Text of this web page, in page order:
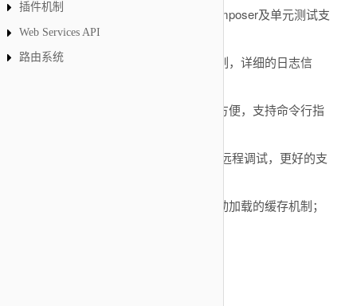
插件机制
Web Services API
路由系统
规范：遵循PSR-2、PSR-4规范，Composer及单元测试支
持；
严谨：异常严谨的错误检测和安全机制，详细的日志信
灵活：减少核心依赖，扩展更灵活、方便，支持命令行指
API友好：出色的性能和REST支持、远程调试，更好的支
高效：惰性加载，及路由、配置和自动加载的缓存机制；